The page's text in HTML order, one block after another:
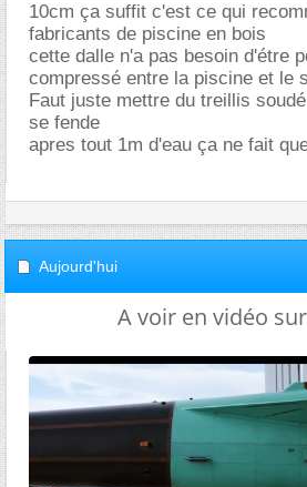
10cm ça suffit c'est ce qui
fabricants de piscine en bois
cette dalle n'a pas besoin d'étre
compressé entre la piscine et le
Faut juste mettre du treillis
se fende
apres tout 1m d'eau ça ne fait
Aujourd'hui
A voir en vidéo